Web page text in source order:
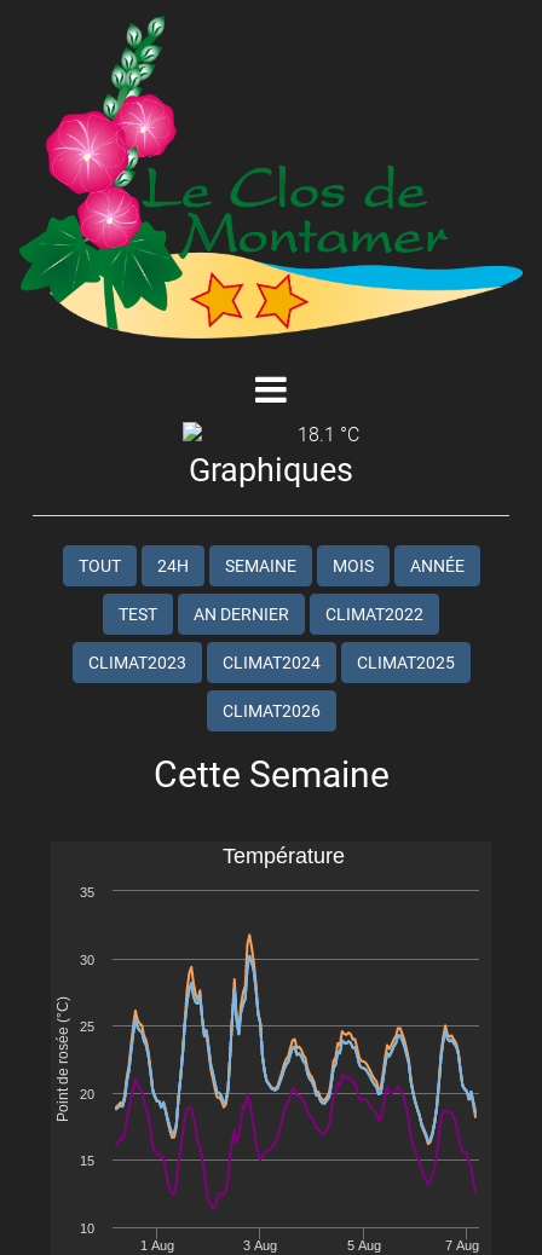
18.1 °C
Graphiques
TOUT 24H SEMAINE MOIS ANNÉE
TEST AN DERNIER CLIMAT2022
CLIMAT2023 CLIMAT2024 CLIMAT2025
CLIMAT2026
Cette Semaine
Point de rosée (°C)
1 Aug 3 Aug 5 Aug 7 Aug
10
15
20
25
30
35
Température